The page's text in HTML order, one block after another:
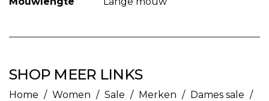
SHOP MEER LINKS
Home / Women / Sale / Merken / Dames sale /